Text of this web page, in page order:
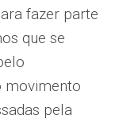
fazer parte
que se
movimento
pela